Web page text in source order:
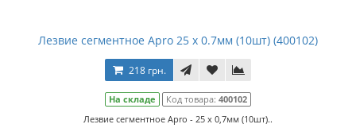
Лезвие сегментное Apro 25 x 0.7мм (10шт) (400102)
218 грн.
На складе Код товара: 400102
Лезвие сегментное Apro - 25 x 0,7мм (10шт)..